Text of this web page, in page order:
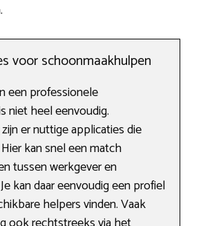
voor schoonmaakhulpen
een professionele
niet heel eenvoudig.
er nuttige applicaties die
kan snel een match
tussen werkgever en
kan daar eenvoudig een profiel
helpers vinden. Vaak